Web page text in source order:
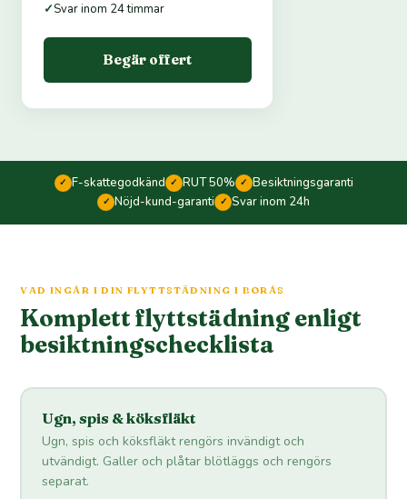
✓Svar inom 24 timmar
Begär offert
✓ F-skattegodkänd ✓ RUT 50% ✓ Besiktningsgaranti
✓ Nöjd-kund-garanti ✓ Svar inom 24h
VAD INGÅR I DIN FLYTTSTÄDNING I BORÅS
Komplett flyttstädning enligt
besiktningschecklista
Ugn, spis & köksfläkt
Ugn, spis och köksfläkt rengörs invändigt och
utvändigt. Galler och plåtar blötläggs och rengörs
separat.